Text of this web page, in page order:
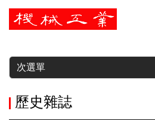
暫停
次選單
歷史雜誌